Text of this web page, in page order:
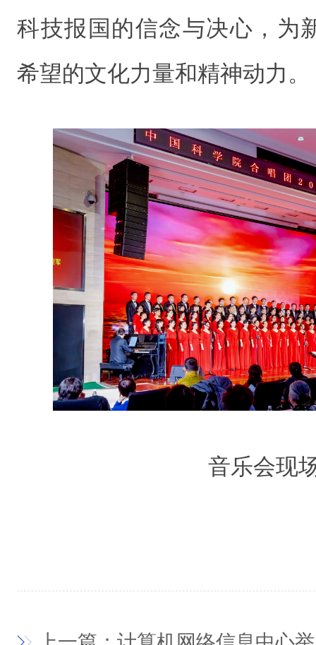
科技报国的信念与决心，为
希望的文化力量和精神动力。
音乐会现